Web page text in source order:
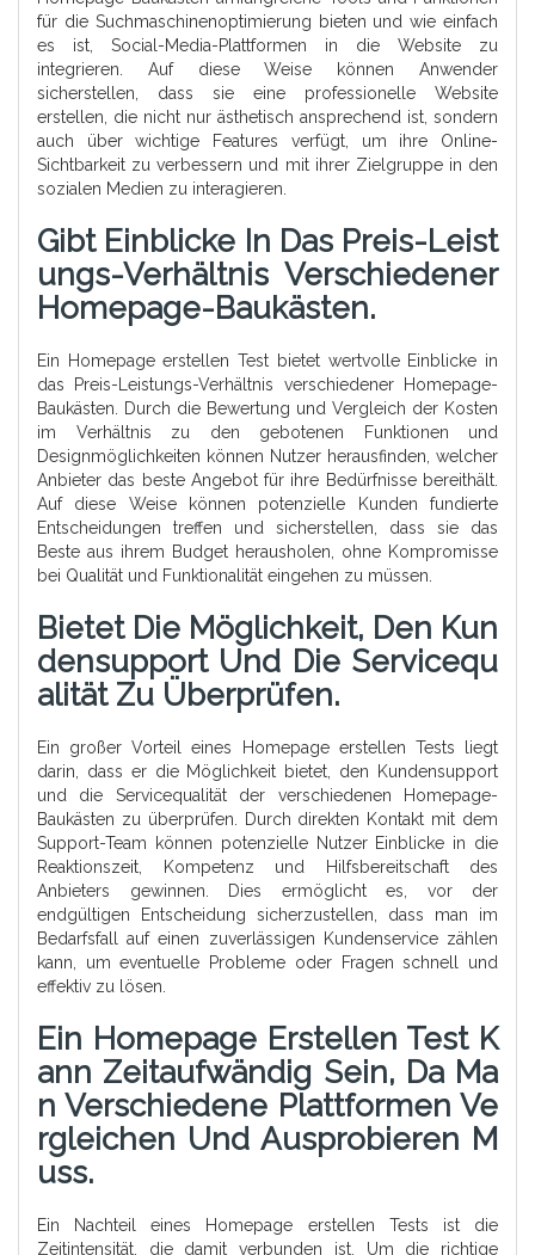
für die Suchmaschinenoptimierung bieten und wie einfach
es ist, Social-Media-Plattformen in die Website zu
integrieren. Auf diese Weise können Anwender
sicherstellen, dass sie eine professionelle Website
erstellen, die nicht nur ästhetisch ansprechend ist, sondern
auch über wichtige Features verfügt, um ihre Online-
Sichtbarkeit zu verbessern und mit ihrer Zielgruppe in den
sozialen Medien zu interagieren.
Gibt Einblicke In Das Preis-Leist
Ungs-Verhältnis Verschiedener
Homepage-Baukästen.
Ein Homepage erstellen Test bietet wertvolle Einblicke in
das Preis-Leistungs-Verhältnis verschiedener Homepage-
Baukästen. Durch die Bewertung und Vergleich der Kosten
im Verhältnis zu den gebotenen Funktionen und
Designmöglichkeiten können Nutzer herausfinden, welcher
Anbieter das beste Angebot für ihre Bedürfnisse bereithält.
Auf diese Weise können potenzielle Kunden fundierte
Entscheidungen treffen und sicherstellen, dass sie das
Beste aus ihrem Budget herausholen, ohne Kompromisse
bei Qualität und Funktionalität eingehen zu müssen.
Bietet Die Möglichkeit, Den Kun
Densupport Und Die Servicequ
Alität Zu Überprüfen.
Ein großer Vorteil eines Homepage erstellen Tests liegt
darin, dass er die Möglichkeit bietet, den Kundensupport
und die Servicequalität der verschiedenen Homepage-
Baukästen zu überprüfen. Durch direkten Kontakt mit dem
Support-Team können potenzielle Nutzer Einblicke in die
Reaktionszeit, Kompetenz und Hilfsbereitschaft des
Anbieters gewinnen. Dies ermöglicht es, vor der
endgültigen Entscheidung sicherzustellen, dass man im
Bedarfsfall auf einen zuverlässigen Kundenservice zählen
kann, um eventuelle Probleme oder Fragen schnell und
effektiv zu lösen.
Ein Homepage Erstellen Test K
Ann Zeitaufwändig Sein, Da Ma
N Verschiedene Plattformen Ve
Rgleichen Und Ausprobieren M
Uss.
Ein Nachteil eines Homepage erstellen Tests ist die
Zeitintensität, die damit verbunden ist. Um die richtige